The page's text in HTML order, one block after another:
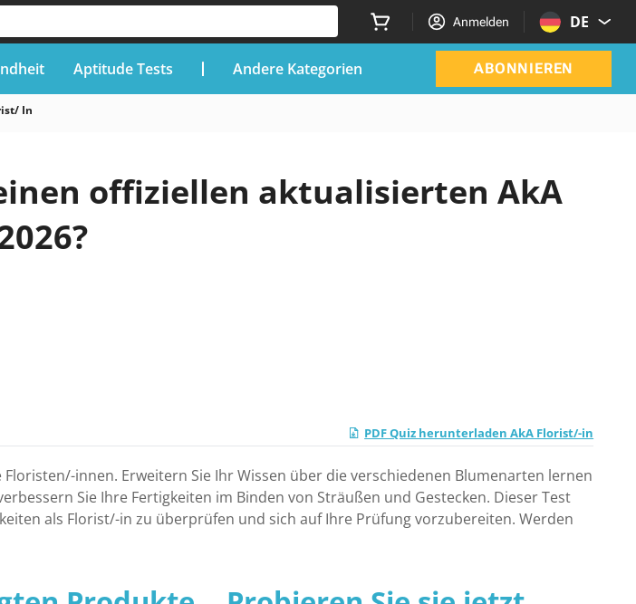
Anmelden DE
Aptitude Tests Andere Kategorien ABONNIEREN
In
offiziellen aktualisierten AkA
PDF Quiz herunterladen AkA Florist/-in
innen. Erweitern Sie Ihr Wissen über die verschiedenen Blumenarten lernen
Sie Ihre Fertigkeiten im Binden von Sträußen und Gestecken. Dieser Test
als Florist/-in zu überprüfen und sich auf Ihre Prüfung vorzubereiten. Werden